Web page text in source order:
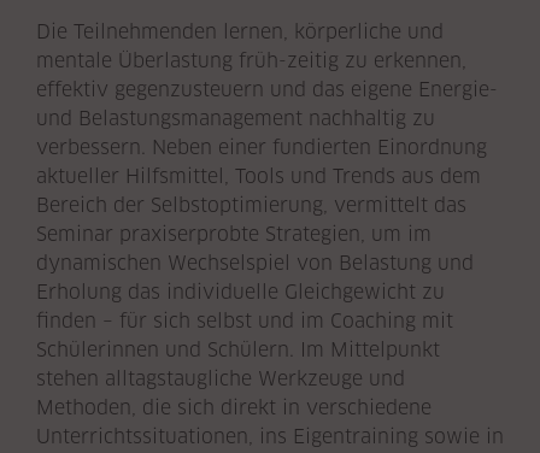
Die Teilnehmenden lernen, körperliche und
mentale Überlastung früh-zeitig zu erkennen,
effektiv gegenzusteuern und das eigene Energie-
und Belastungsmanagement nachhaltig zu
verbessern. Neben einer fundierten Einordnung
aktueller Hilfsmittel, Tools und Trends aus dem
Bereich der Selbstoptimierung, vermittelt das
Seminar praxiserprobte Strategien, um im
dynamischen Wechselspiel von Belastung und
Erholung das individuelle Gleichgewicht zu
finden – für sich selbst und im Coaching mit
Schülerinnen und Schülern. Im Mittelpunkt
stehen alltagstaugliche Werkzeuge und
Methoden, die sich direkt in verschiedene
Unterrichtssituationen, ins Eigentraining sowie in